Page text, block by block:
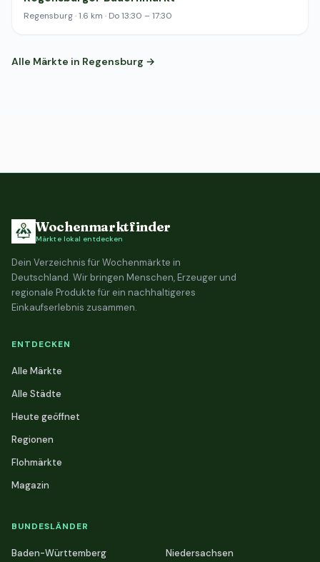
Regensburg · 1.6 km · Do 13:30 – 17:30
Alle Märkte in Regensburg →
Wochenmarktfinder
Märkte lokal entdecken
Dein Verzeichnis für Wochenmärkte in
Deutschland. Wir bringen Menschen, Erzeuger und
regionale Produkte für ein nachhaltigeres
Einkaufserlebnis zusammen.
ENTDECKEN
Alle Märkte
Alle Städte
Heute geöffnet
Regionen
Flohmärkte
Magazin
BUNDESLÄNDER
Baden-Württemberg
Niedersachsen